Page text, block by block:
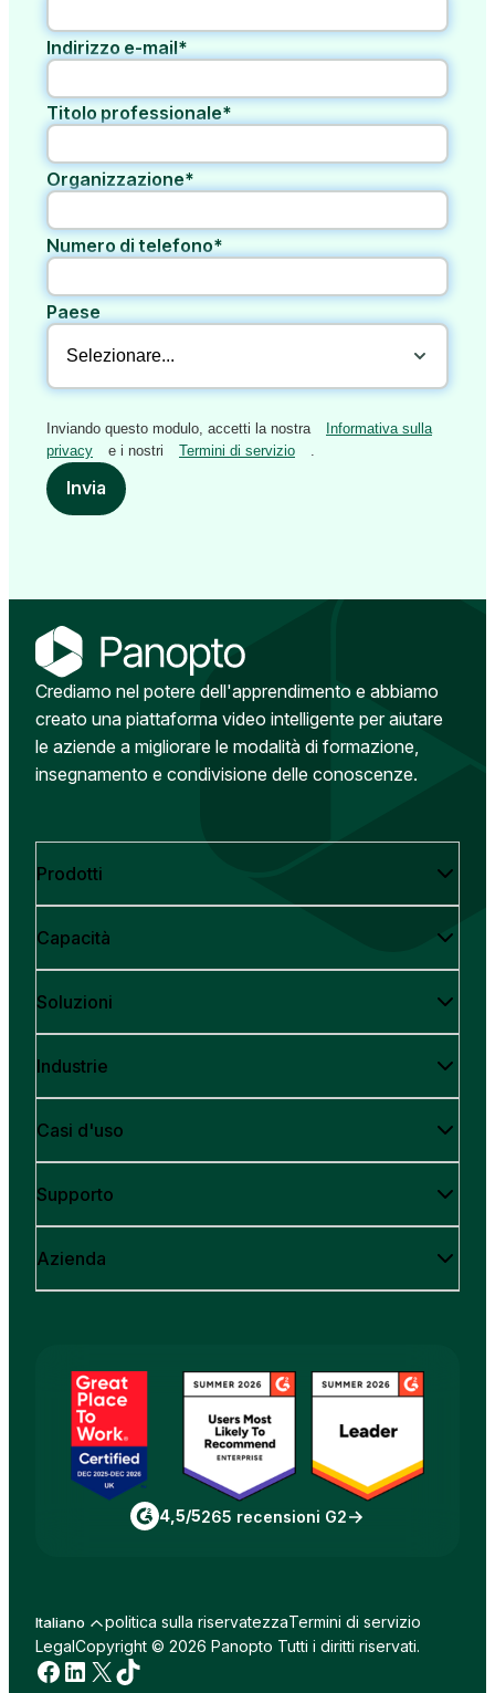
Indirizzo e-mail*
Titolo professionale*
Organizzazione*
Numero di telefono*
Paese
Inviando questo modulo, accetti la nostra
Informativa sulla
privacy
e i nostri Termini di servizio
Invia
Crediamo nel potere dell'apprendimento e abbiamo
creato una piattaforma video intelligente per aiutare
le aziende a migliorare le modalità di formazione,
insegnamento e condivisione delle conoscenze.
Prodotti
Capacità
Soluzioni
Industrie
Casi d'uso
Supporto
Azienda
4,5/5265 recensioni G2
Italiano politica sulla riservatezzaTermini di servizio
LegalCopyright © 2026 Panopto Tutti i diritti riservati.
Facebook
LinkedIn
X TikTok